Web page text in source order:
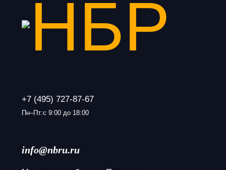
+7 (495) 727-87-67
Пн–Пт:с 9:00 до 18:00
info@nbru.ru